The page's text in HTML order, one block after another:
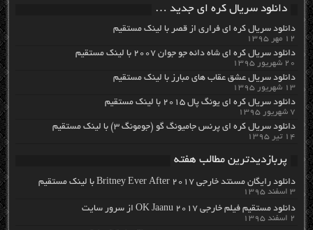
دانلود سریال کره ای جدید …
دانلود سریال کره ای فراری از قصر با لینک مستقیم
۱۲ مهر ۱۳۹۵
دانلود سریال کره ای شاه دائه جو جوان ۲۰۰۷ با لینک مستقیم
۲۰ شهریور ۱۳۹۵
دانلود سریال عشق عقاب های مبارز با لینک مستقیم
۱۳ شهریور ۱۳۹۵
دانلود سریال کره ای یونگ پال ۲۰۱۵ با لینک مستقیم
۷ شهریور ۱۳۹۵
دانلود سریال کره ای پرنس جامیونگ گو (جومونگ ۳) با لینک مستقیم
۱۴ تیر ۱۳۹۵
پربازدیدترین مطالب هفته
دانلود رایگان مسنتد خارجی Britney Ever After 2017 با لینک مستقیم
۳ اسفند ۱۳۹۵
دانلود مستقیم فیلم خارجی OK Jaanu 2017 از سرور سایت
۲ اسفند ۱۳۹۵